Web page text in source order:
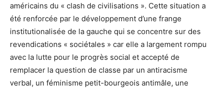
américains du « clash de civilisations ». Cette situation a
été renforcée par le développement d’une frange
institutionalisée de la gauche qui se concentre sur des
revendications « sociétales » car elle a largement rompu
avec la lutte pour le progrès social et accepté de
remplacer la question de classe par un antiracisme
verbal, un féminisme petit-bourgeois antimâle, une